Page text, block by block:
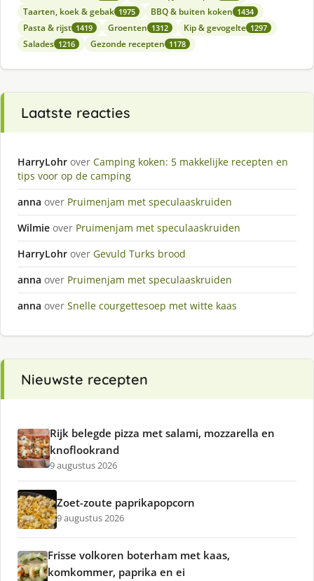
Taarten, koek & gebak 1975 BBQ & buiten koken 1434
Pasta & rijst 1419 Groenten 1312 Kip & gevogelte 1297
Salades 1216 Gezonde recepten 1178
Laatste reacties
HarryLohr over Camping koken: 5 makkelijke recepten en
tips voor op de camping
anna over Pruimenjam met speculaaskruiden
Wilmie over Pruimenjam met speculaaskruiden
HarryLohr over Gevuld Turks brood
anna over Pruimenjam met speculaaskruiden
anna over Snelle courgettesoep met witte kaas
Nieuwste recepten
Rijk belegde pizza met salami, mozzarella en
knoflookrand
9 augustus 2026
Zoet-zoute paprikapopcorn
9 augustus 2026
Frisse volkoren boterham met kaas,
komkommer, paprika en ei